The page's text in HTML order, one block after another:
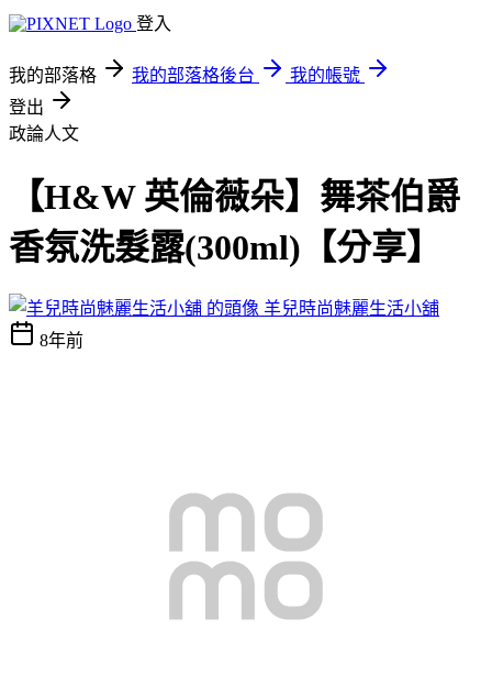
登入
我的部落格 我的部落格後台
我的帳號
登出
政論人文
【H&W 英倫薇朵】舞茶伯爵
香氛洗髮露(300ml)【分享】
羊兒時尚魅麗生活小舖
8年前